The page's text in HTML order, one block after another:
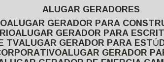
ALUGAR GERADORES
ALUGAR GERADOR PARA
ALUGAR GERADOR PARA
TV ALUGAR GERADOR PARA
ALUGAR GERADOR